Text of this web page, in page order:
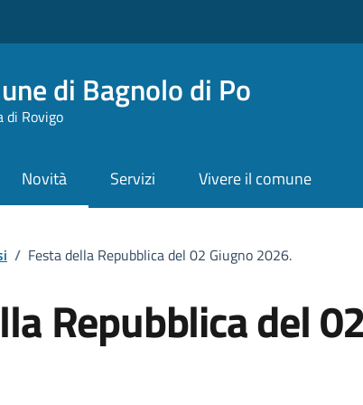
di Bagnolo di Po
di Rovigo
Novità Servizi Vivere il comune
/ Festa della Repubblica del 02 Giugno 2026.
Repubblica del